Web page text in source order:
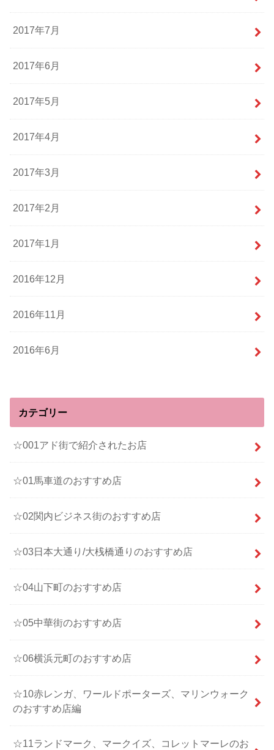
2017年7月
2017年6月
2017年5月
2017年4月
2017年3月
2017年2月
2017年1月
2016年12月
2016年11月
2016年6月
カテゴリー
☆001アド街で紹介されたお店
☆01馬車道のおすすめ店
☆02関内ビジネス街のおすすめ店
☆03日本大通り/大桟橋通りのおすすめ店
☆04山下町のおすすめ店
☆05中華街のおすすめ店
☆06横浜元町のおすすめ店
☆10赤レンガ、ワールドポーターズ、マリンウォーク
のおすすめ店編
☆11ランドマーク、マークイズ、コレットマーレのお